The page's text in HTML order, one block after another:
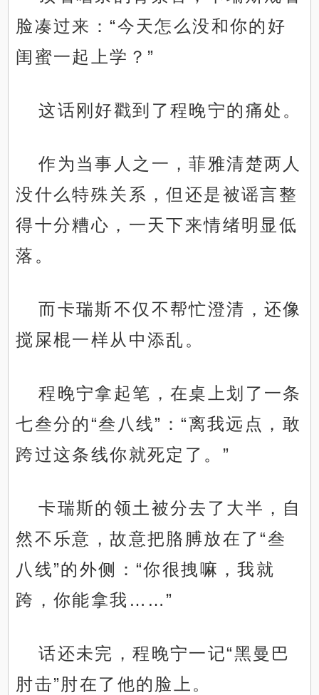
脸凑过来：“今天怎么没和你的好
闺蜜一起上学？”
这话刚好戳到了程晚宁的痛处。
作为当事人之一，菲雅清楚两人
没什么特殊关系，但还是被谣言整
得十分糟心，一天下来情绪明显低
落。
而卡瑞斯不仅不帮忙澄清，还像
搅屎棍一样从中添乱。
程晚宁拿起笔，在桌上划了一条
七叁分的“叁八线”：“离我远点，敢
跨过这条线你就死定了。”
卡瑞斯的领土被分去了大半，自
然不乐意，故意把胳膊放在了“叁
八线”的外侧：“你很拽嘛，我就
跨，你能拿我……”
话还未完，程晚宁一记“黑曼巴
肘击”肘在了他的脸上。